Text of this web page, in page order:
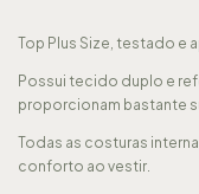
Top Plus Size, testado e
Possui tecido duplo e
proporcionam bastante
Todas as costuras
conforto ao vestir.